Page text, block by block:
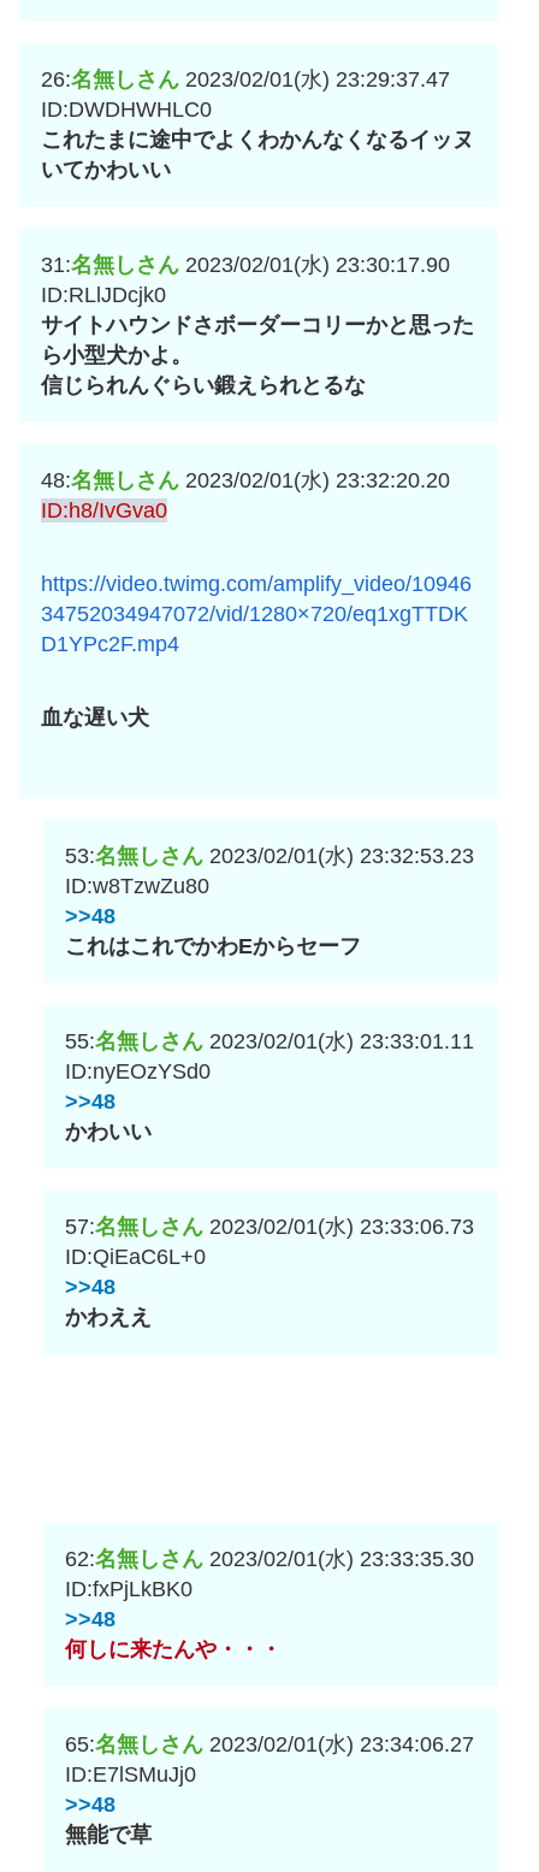
26:名無しさん 2023/02/01(水) 23:29:37.47
ID:DWDHWHLC0
これたまに途中でよくわかんなくなるイッヌ
いてかわいい
31:名無しさん 2023/02/01(水) 23:30:17.90
ID:RLlJDcjk0
サイトハウンドさボーダーコリーかと思った
ら小型犬かよ。
信じられんぐらい鍛えられとるな
48:名無しさん 2023/02/01(水) 23:32:20.20
ID:h8/IvGva0
https://video.twimg.com/amplify_video/10946
34752034947072/vid/1280×720/eq1xgTTDK
D1YPc2F.mp4
血な遅い犬
53:名無しさん 2023/02/01(水) 23:32:53.23
ID:w8TzwZu80
>>48
これはこれでかわEからセーフ
55:名無しさん 2023/02/01(水) 23:33:01.11
ID:nyEOzYSd0
>>48
かわいい
57:名無しさん 2023/02/01(水) 23:33:06.73
ID:QiEaC6L+0
>>48
かわええ
62:名無しさん 2023/02/01(水) 23:33:35.30
ID:fxPjLkBK0
>>48
何しに来たんや・・・
65:名無しさん 2023/02/01(水) 23:34:06.27
ID:E7lSMuJj0
>>48
無能で草